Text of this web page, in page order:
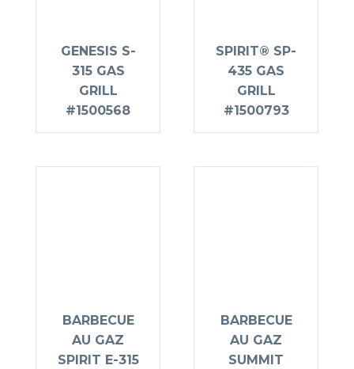
GENESIS S-
315 GAS
GRILL
#1500568
SPIRIT® SP-
435 GAS
GRILL
#1500793
BARBECUE
AU GAZ
SPIRIT E-315
BARBECUE
AU GAZ
SUMMIT